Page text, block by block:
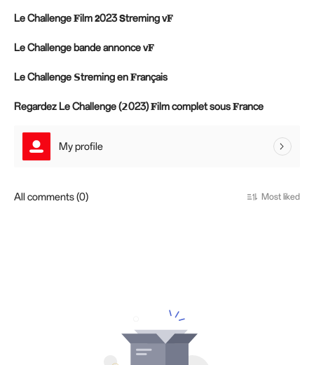
Le Challenge 𝐅ilm 𝟮023 𝗦treming v𝐅
Le Challenge bande annonce v𝐅
Le Challenge 𝗦treming en 𝐅rançais
Regardez Le Challenge (𝟮023) 𝐅ilm complet sous 𝐅rance
My profile
All comments (0) Most liked